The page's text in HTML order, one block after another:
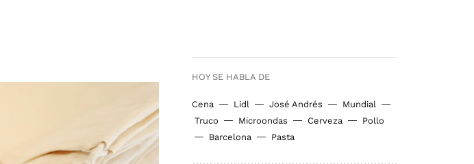
HOY SE HABLA DE
Cena Lidl José Andrés
Mundial
Truco
Microondas Cerveza
Pollo
Barcelona
Pasta